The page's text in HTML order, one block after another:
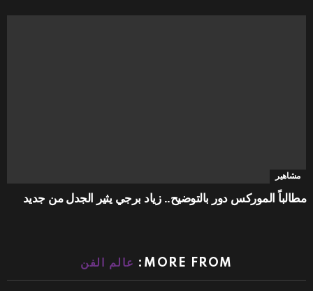
مشاهير
مطالباً الموركس دور بالتوضيح.. زياد برجي يثير الجدل من جديد
MORE FROM: عالم الفن